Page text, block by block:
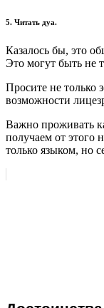
5. Читать дуа.
Казалось бы, это
Это могут быть не
Просите не только
возможности
Важно проживать
получаем от этого
только языком, но